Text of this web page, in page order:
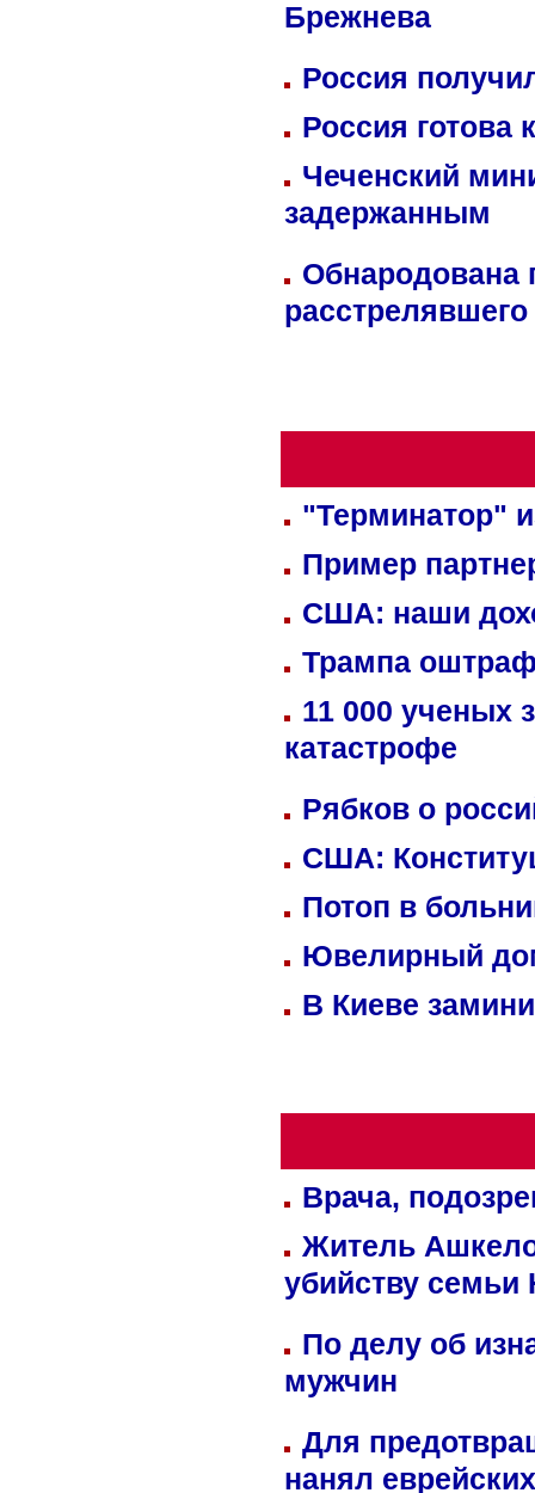
Брежнева
Россия
Россия готова
Чеченский
задержанным
Обнародована
"Терминатор"
Пример
США: наши
Трампа
11 000 ученых
катастрофе
Рябков о
США:
Потоп в
Ювелирный
В Киеве
Врача,
Житель
убийству семьи
По делу об
мужчин
Для